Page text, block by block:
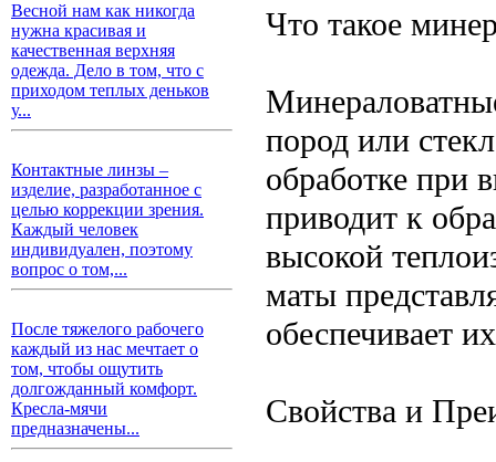
Весной нам как никогда
нужна красивая и
качественная верхняя
одежда. Дело в том, что с
приходом теплых деньков
у...
Контактные линзы –
изделие, разработанное с
целью коррекции зрения.
Каждый человек
индивидуален, поэтому
вопрос о том,...
После тяжелого рабочего
каждый из нас мечтает о
том, чтобы ощутить
долгожданный комфорт.
Кресла-мячи
предназначены...
Что такое
пород или
обработке при
приводит к
высокой
маты
обеспечивает
Свойства и